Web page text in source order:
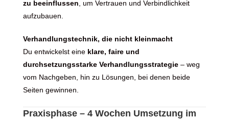
zu beeinflussen , um Vertrauen und Verbindlichkeit
aufzubauen.
Verhandlungstechnik, die nicht kleinmacht
Du entwickelst eine klare, faire und
durchsetzungsstarke Verhandlungsstrategie – weg
vom Nachgeben, hin zu Lösungen, bei denen beide
Seiten gewinnen.
Praxisphase – 4 Wochen Umsetzung im